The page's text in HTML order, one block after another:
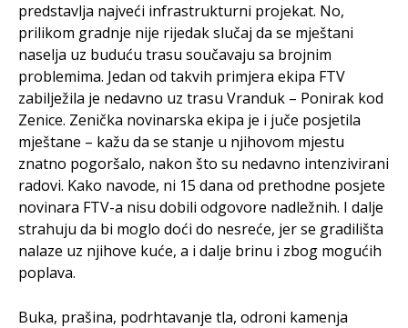
predstavlja najveći infrastrukturni projekat. No,
prilikom gradnje nije rijedak slučaj da se mještani
naselja uz buduću trasu součavaju sa brojnim
problemima. Jedan od takvih primjera ekipa FTV
zabilježila je nedavno uz trasu Vranduk – Ponirak kod
Zenice. Zenička novinarska ekipa je i juče posjetila
mještane – kažu da se stanje u njihovom mjestu
znatno pogoršalo, nakon što su nedavno intenzivirani
radovi. Kako navode, ni 15 dana od prethodne posjete
novinara FTV-a nisu dobili odgovore nadležnih. I dalje
strahuju da bi moglo doći do nesreće, jer se gradilišta
nalaze uz njihove kuće, a i dalje brinu i zbog mogućih
poplava.
Buka, prašina, podrhtavanje tla, odroni kamenja